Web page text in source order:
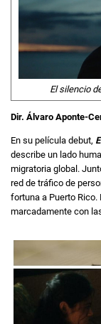
El silencio
Dir. Álvaro Aponte-
En su película debut,
describe un lado
migratoria global.
red de tráfico de
fortuna a Puerto
marcadamente con